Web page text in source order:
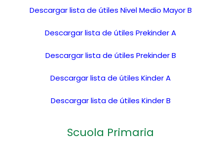
Descargar lista de útiles Nivel Medio Mayor B
Descargar lista de útiles Prekinder A
Descargar lista de útiles Prekinder B
Descargar lista de útiles Kinder A
Descargar lista de útiles Kinder B
Scuola Primaria